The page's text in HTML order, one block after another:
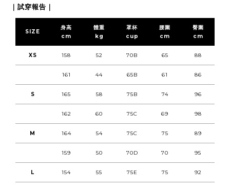
｜試穿報告｜
SIZE
身高
cm
體重
kg
罩杯
cup
腰圍
cm
臀圍
cm
XS 158 52 70B 65 88
161 44 65B 61 86
S 165 58 75B 74 96
162 60 75C 69 98
M 164 54 75C 75 89
159 50 70D 70 95
L 154 55 75E 75 92